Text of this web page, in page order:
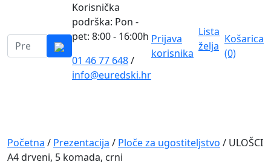
Pretraži:
Korisnička
podrška: Pon -
pet: 8:00 - 16:00h
01 46 77 648/
info@euredski.hr
Prijava
korisnika
Lista
želja
Košarica
(0)
Navigation
Početna / Prezentacija / Ploče za ugostiteljstvo / ULOŠCI
A4 drveni, 5 komada, crni